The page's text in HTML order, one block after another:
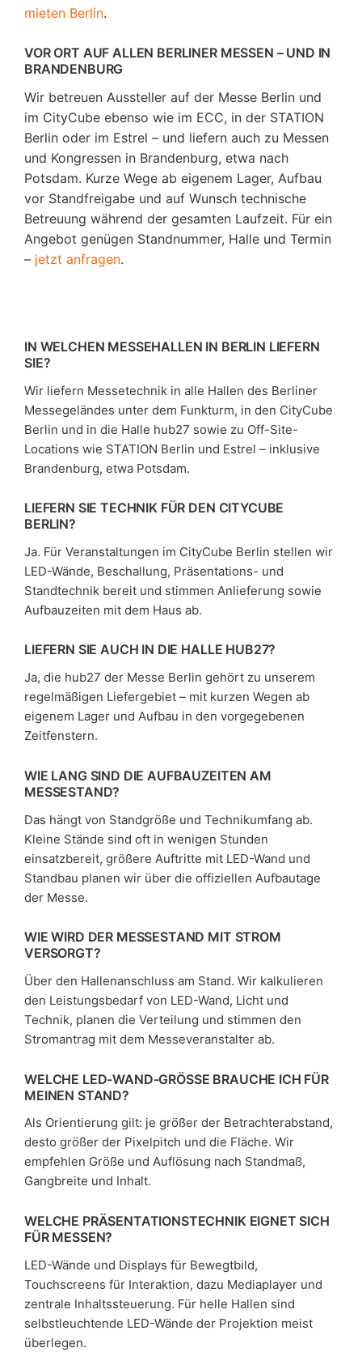
mieten Berlin.
VOR ORT AUF ALLEN BERLINER MESSEN – UND IN
BRANDENBURG
Wir betreuen Aussteller auf der Messe Berlin und
im CityCube ebenso wie im ECC, in der STATION
Berlin oder im Estrel – und liefern auch zu Messen
und Kongressen in Brandenburg, etwa nach
Potsdam. Kurze Wege ab eigenem Lager, Aufbau
vor Standfreigabe und auf Wunsch technische
Betreuung während der gesamten Laufzeit. Für ein
Angebot genügen Standnummer, Halle und Termin
– jetzt anfragen.
IN WELCHEN MESSEHALLEN IN BERLIN LIEFERN
SIE?
Wir liefern Messetechnik in alle Hallen des Berliner
Messegeländes unter dem Funkturm, in den CityCube
Berlin und in die Halle hub27 sowie zu Off-Site-
Locations wie STATION Berlin und Estrel – inklusive
Brandenburg, etwa Potsdam.
LIEFERN SIE TECHNIK FÜR DEN CITYCUBE
BERLIN?
Ja. Für Veranstaltungen im CityCube Berlin stellen wir
LED-Wände, Beschallung, Präsentations- und
Standtechnik bereit und stimmen Anlieferung sowie
Aufbauzeiten mit dem Haus ab.
LIEFERN SIE AUCH IN DIE HALLE HUB27?
Ja, die hub27 der Messe Berlin gehört zu unserem
regelmäßigen Liefergebiet – mit kurzen Wegen ab
eigenem Lager und Aufbau in den vorgegebenen
Zeitfenstern.
WIE LANG SIND DIE AUFBAUZEITEN AM
MESSESTAND?
Das hängt von Standgröße und Technikumfang ab.
Kleine Stände sind oft in wenigen Stunden
einsatzbereit, größere Auftritte mit LED-Wand und
Standbau planen wir über die offiziellen Aufbautage
der Messe.
WIE WIRD DER MESSESTAND MIT STROM
VERSORGT?
Über den Hallenanschluss am Stand. Wir kalkulieren
den Leistungsbedarf von LED-Wand, Licht und
Technik, planen die Verteilung und stimmen den
Stromantrag mit dem Messeveranstalter ab.
WELCHE LED-WAND-GRÖSSE BRAUCHE ICH FÜR M
EINEN STAND?
Als Orientierung gilt: je größer der Betrachterabstand,
desto größer der Pixelpitch und die Fläche. Wir
empfehlen Größe und Auflösung nach Standmaß,
Gangbreite und Inhalt.
WELCHE PRÄSENTATIONSTECHNIK EIGNET SICH
FÜR MESSEN?
LED-Wände und Displays für Bewegtbild,
Touchscreens für Interaktion, dazu Mediaplayer und
zentrale Inhaltssteuerung. Für helle Hallen sind
selbstleuchtende LED-Wände der Projektion meist
überlegen.